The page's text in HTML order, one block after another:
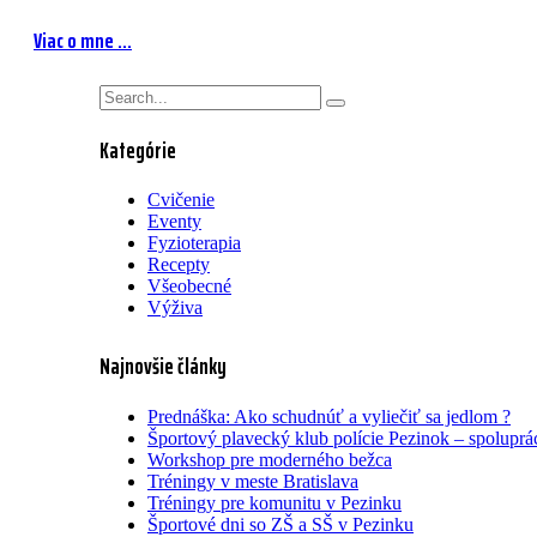
Viac o mne ...
Kategórie
Cvičenie
Eventy
Fyzioterapia
Recepty
Všeobecné
Výživa
Najnovšie články
Prednáška: Ako schudnúť a vyliečiť sa jedlom ?
Športový plavecký klub polície Pezinok –
Workshop pre moderného bežca
Tréningy v meste Bratislava
Tréningy pre komunitu v Pezinku
Športové dni so ZŠ a SŠ v Pezinku